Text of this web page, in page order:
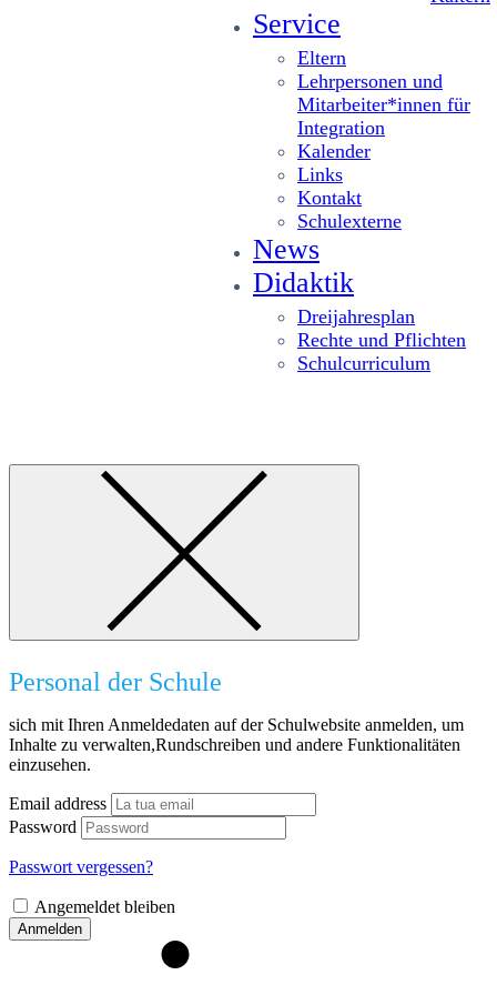
Service
Eltern
Lehrpersonen und
Mitarbeiter*innen für
Integration
Kalender
Links
Kontakt
Schulexterne
News
Didaktik
Dreijahresplan
Rechte und Pflichten
Schulcurriculum
Personal der Schule
sich mit Ihren Anmeldedaten auf der Schulwebsite anmelden, um
Inhalte zu verwalten,Rundschreiben und andere Funktionalitäten
einzusehen.
Email address
Password
Passwort vergessen?
Angemeldet bleiben
Anmelden